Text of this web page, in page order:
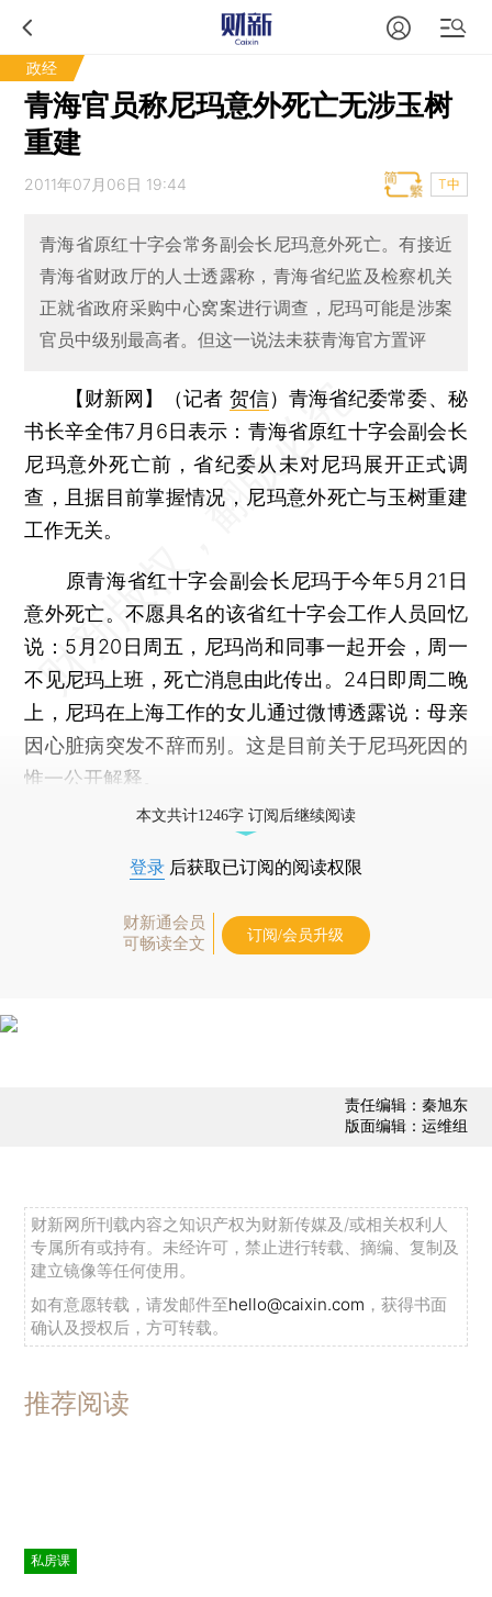
政经
青海官员称尼玛意外死亡无涉玉树
重建
2011年07月06日 19:44 T中
青海省原红十字会常务副会长尼玛意外死亡。有接近
青海省财政厅的人士透露称，青海省纪监及检察机关
正就省政府采购中心窝案进行调查，尼玛可能是涉案
官员中级别最高者。但这一说法未获青海官方置评
【财新网】（记者 贺信） 青海省纪委常委、秘
书长辛全伟7月6日表示：青海省原红十字会副会长
尼玛意外死亡前，省纪委从未对尼玛展开正式调
查，且据目前掌握情况，尼玛意外死亡与玉树重建
工作无关。
原青海省红十字会副会长尼玛于今年5月21日
意外死亡。不愿具名的该省红十字会工作人员回忆
说：5月20日周五，尼玛尚和同事一起开会，周一
不见尼玛上班，死亡消息由此传出。24日即周二晚
上，尼玛在上海工作的女儿通过微博透露说：母亲
因心脏病突发不辞而别。这是目前关于尼玛死因的
惟一公开解释。
本文共计1246字 订阅后继续阅读
登录 后获取已订阅的阅读权限
财新通会员
可畅读全文
订阅/会员升级
责任编辑：秦旭东
版面编辑：运维组
财新网所刊载内容之知识产权为财新传媒及/或相关权利人
专属所有或持有。未经许可，禁止进行转载、摘编、复制及
建立镜像等任何使用。
如有意愿转载，请发邮件至hello@caixin.com ，获得书面
确认及授权后，方可转载。
推荐阅读
私房课